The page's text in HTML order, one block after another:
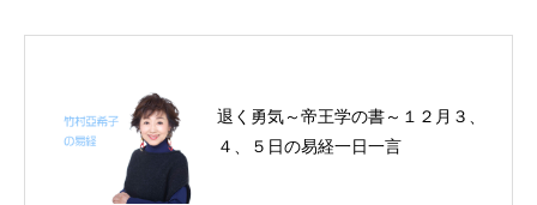
退く勇気～帝王学の書～１２月３、
４、５日の易経一日一言